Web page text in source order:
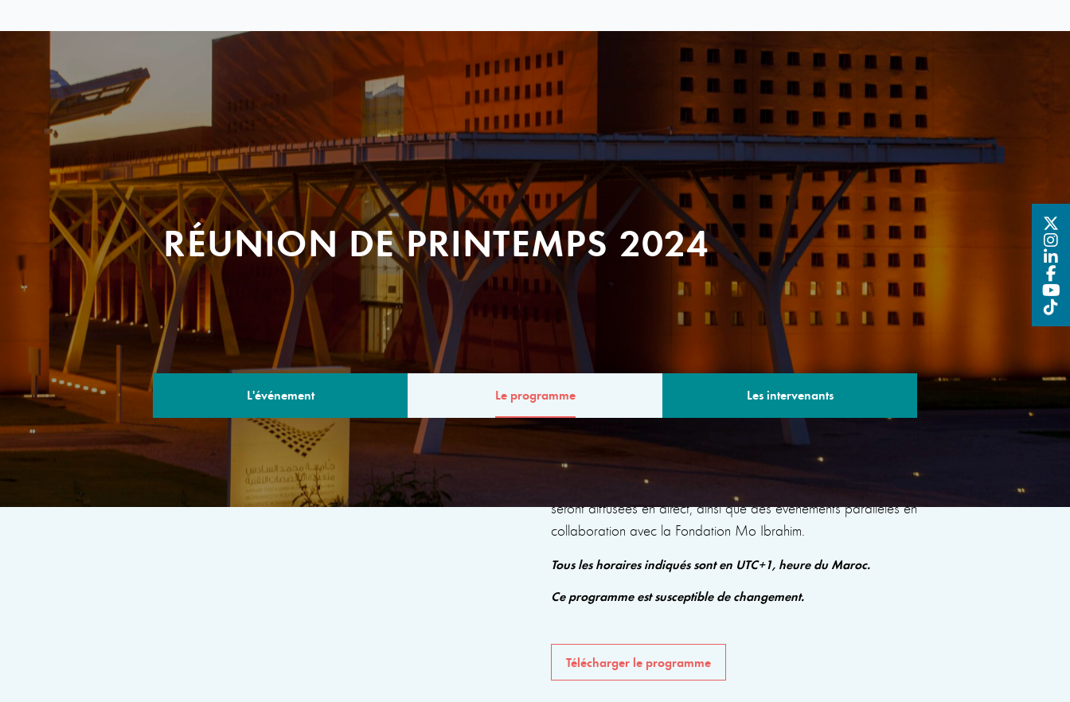
RÉUNION DE PRINTEMPS 2024
L'événement Le programme Les intervenants
LE PROGRAMME
Le programme comprendra des sessions avec des experts renommés qui
seront diffusées en direct, ainsi que des événements parallèles en
collaboration avec la Fondation Mo Ibrahim.
Tous les horaires indiqués sont en UTC+1, heure du Maroc.
Ce programme est susceptible de changement.
Télécharger le programme